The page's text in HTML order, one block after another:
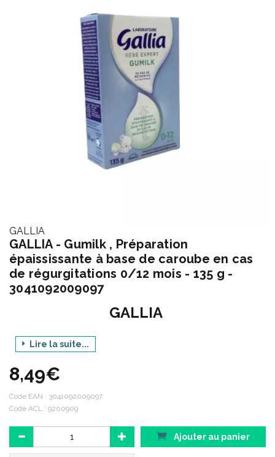
GALLIA
GALLIA - Gumilk , Préparation
épaississante à base de caroube en cas
de régurgitations 0/12 mois - 135 g -
3041092009097
GALLIA
Gamme : GUMILK
Produit : PRÉPARATION ÉPAISSISSANTE À BASE
DE CAROUBE EN CAS DE RÉGURGITATIONS
Lire la suite...
8,49€
Code EAN : 3041092009097
Code ACL : 9200909
Ajouter au panier